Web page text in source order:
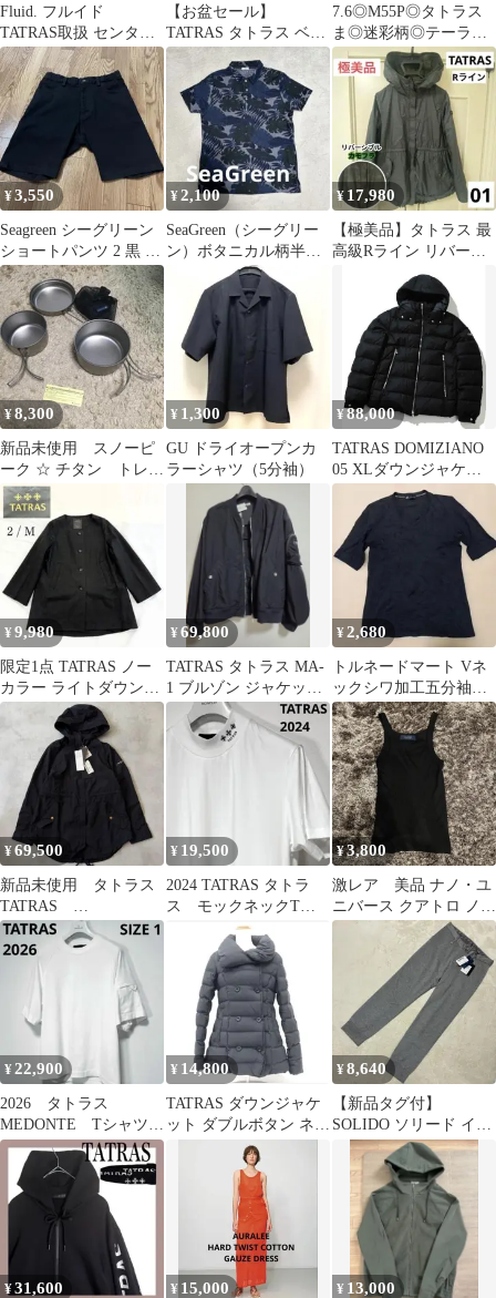
Fluid. フルイド
TATRAS取扱 センター
プレス ジップデニムパ
ンツ 2
【お盆セール】
TATRAS タトラス ベレ
チ 長袖Tシャツ ロンT
ブラック
7.6◎M55P◎タトラス
ま◎迷彩柄◎テーラー
ドジャケット◎ジャガ
ードおり
¥3,550
Seagreen シーグリーン
ショートパンツ 2 黒 イ
ージーパンツ
¥2,100
SeaGreen（シーグリー
ン）ボタニカル柄半袖
カットソーパイル素材
Lサイズ
¥ 17,980
【極美品】タトラス 最
高級Rライン リバーシ
ブル ブルゾン 迷彩 黒
¥8,300
新品未使用 スノーピ
ーク ☆ チタン トレッ
ク 3点セット
¥ 1,300
GU ドライオープンカ
ラーシャツ（5分袖）
¥88,000
TATRAS DOMIZIANO
05 XLダウンジャケッ
ト ブラック タトラス
¥9,980
限定1点 TATRAS ノー
カラー ライトダウンジ
ャケット コート 深緑 2
¥69,800
TATRAS タトラス MA-
1 ブルゾン ジャケット
黒
¥2,680
トルネードマート Vネ
ックシワ加工五分袖カ
ットソー ネイビー サイ
ズM
¥69,500
新品未使用 タトラス
TATRAS
CRIDORLA ブルゾ
ン ネイビー 01
¥ 19,500
2024 TATRAS タトラ
ス モックネックTシ
ャツ ホワイト 白
T 国内正規
¥3,800
激レア 美品 ナノ・ユ
ニバース クアトロ ノー
ヴェ タンクトップ Sサ
¥22,900
2026 タトラス
MEDONTE Tシャツ
オフホワイト 国内正
規品 サイズ1
¥ 14,800
TATRAS ダウンジャケ
ット ダブルボタン ネイ
¥8,640
【新品タグ付】
SOLIDO ソリード イー
ジーパンツ ダブル仕様
グレー
¥31,600 ¥ 15,000 ¥ 13,000